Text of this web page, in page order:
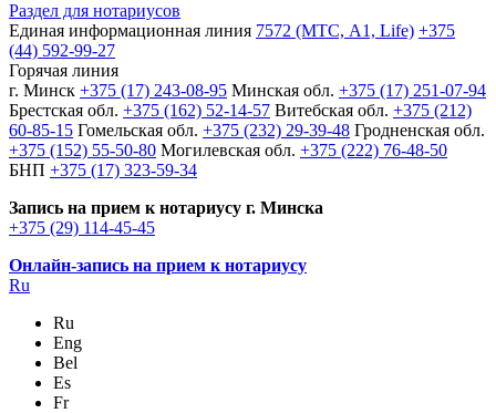
Раздел для нотариусов
Единая информационная линия 7572 (МТС, A1, Life) +375
(44) 592-99-27
Горячая линия
г. Минск +375 (17) 243-08-95 Минская обл. +375 (17) 251-07-94
Брестская обл. +375 (162) 52-14-57 Витебская обл. +375 (212)
60-85-15 Гомельская обл. +375 (232) 29-39-48 Гродненская обл.
+375 (152) 55-50-80 Могилевская обл. +375 (222) 76-48-50
БНП +375 (17) 323-59-34
Запись на прием к нотариусу г. Минска
+375 (29) 114-45-45
Онлайн-запись на прием к нотариусу
Ru
Ru
Eng
Bel
Es
Fr